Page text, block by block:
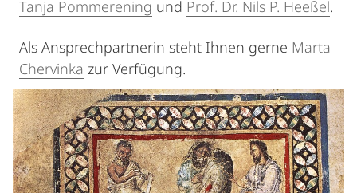
Tanja Pommerening und Prof. Dr. Nils P. Heeßel.
Als Ansprechpartnerin steht Ihnen gerne Marta
Chervinka zur Verfügung.